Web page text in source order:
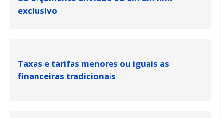
exclusivo
Taxas e tarifas menores ou iguais as
financeiras tradicionais